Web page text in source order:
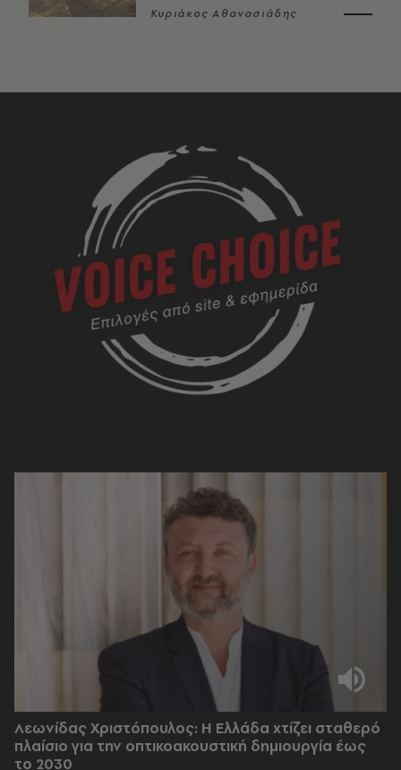
Κυριάκος Αθανασιάδης
Λεωνίδας Χριστόπουλος: Η Ελλάδα χτίζει σταθερό
πλαίσιο για την οπτικοακουστική δημιουργία έως
το 2030